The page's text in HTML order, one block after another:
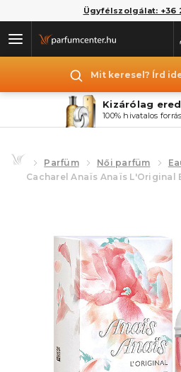
Ügyfélszolgálat: +36
Mit keresel? Írd
Kizárólag
100% hivatalos
Parfüm Női parfüm
Cacharel Anaïs Anaïs L'Original